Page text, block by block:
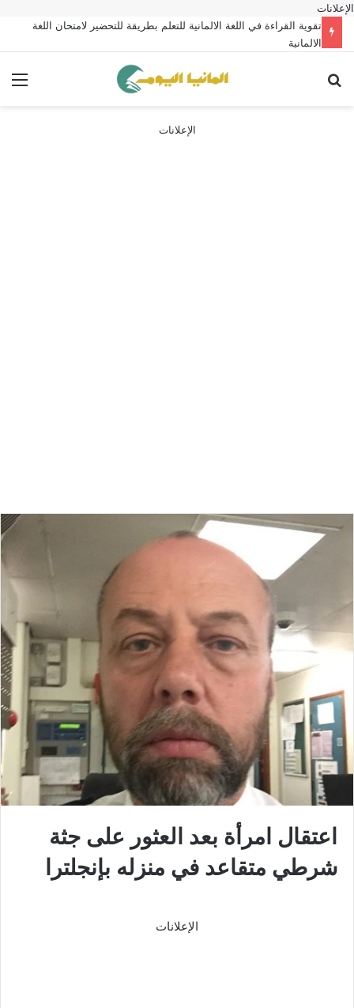
الإعلانات
تقوية القراءة في اللغة الالمانية للتعلم بطريقة للتحضير لامتحان اللغة
الالمانية
الإعلانات
اعتقال امرأة بعد العثور على جثة
شرطي متقاعد في منزله بإنجلترا
الإعلانات